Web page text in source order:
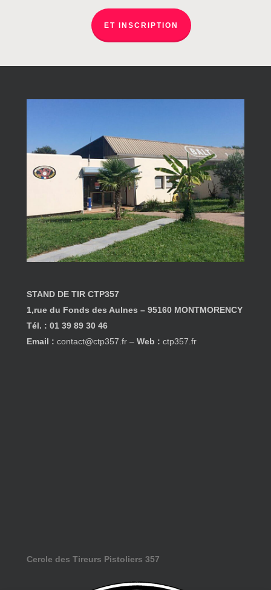
ET INSCRIPTION
STAND DE TIR CTP357
1,rue du Fonds des Aulnes – 95160 MONTMORENCY
Tél. : 01 39 89 30 46
Email : contact@ctp357.fr –Web : ctp357.fr
Cercle des Tireurs Pistoliers 357